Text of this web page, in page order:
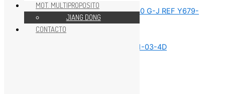
REPUESTOS MOTOR 40HP
MOT. MULTIPROPOSITO
JIANG DONG
CONTACTO